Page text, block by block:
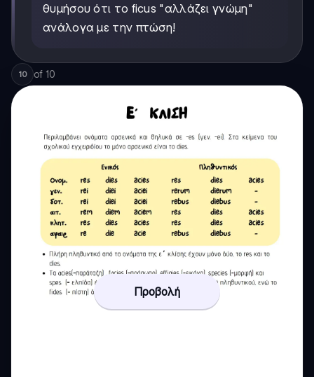
θυμήσου ότι το ficus "αλλάζει γνώμη"
ανάλογα με την πτώση!
10 of 10
Προβολή